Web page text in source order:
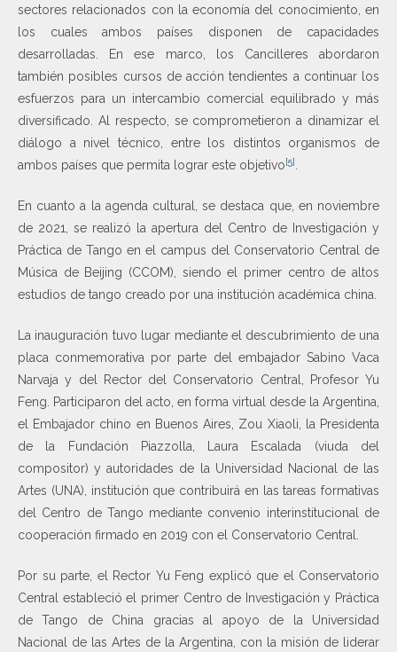
sectores relacionados con la economía del conocimiento, en
los cuales ambos países disponen de capacidades
desarrolladas. En ese marco, los Cancilleres abordaron
también posibles cursos de acción tendientes a continuar los
esfuerzos para un intercambio comercial equilibrado y más
diversificado. Al respecto, se comprometieron a dinamizar el
diálogo a nivel técnico, entre los distintos organismos de
ambos países que permita lograr este objetivo[5]
En cuanto a la agenda cultural, se destaca que, en noviembre
de 2021, se realizó la apertura del Centro de Investigación y
Práctica de Tango en el campus del Conservatorio Central de
Música de Beijing (CCOM), siendo el primer centro de altos
estudios de tango creado por una institución académica china.
La inauguración tuvo lugar mediante el descubrimiento de una
placa conmemorativa por parte del embajador Sabino Vaca
Narvaja y del Rector del Conservatorio Central, Profesor Yu
Feng. Participaron del acto, en forma virtual desde la Argentina,
el Embajador chino en Buenos Aires, Zou Xiaoli, la Presidenta
de la Fundación Piazzolla, Laura Escalada (viuda del
compositor) y autoridades de la Universidad Nacional de las
Artes (UNA), institución que contribuirá en las tareas formativas
del Centro de Tango mediante convenio interinstitucional de
cooperación firmado en 2019 con el Conservatorio Central.
Por su parte, el Rector Yu Feng explicó que el Conservatorio
Central estableció el primer Centro de Investigación y Práctica
de Tango de China gracias al apoyo de la Universidad
Nacional de las Artes de la Argentina, con la misión de liderar